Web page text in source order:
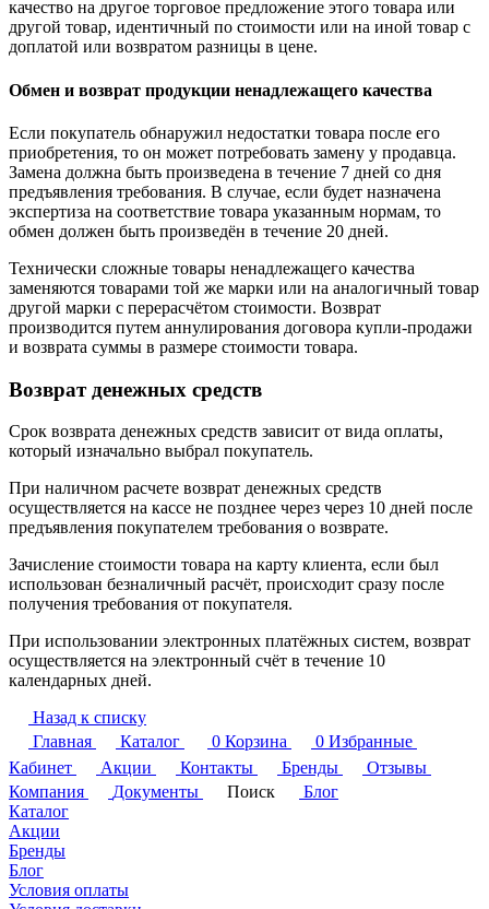
качество на другое торговое предложение этого товара или
другой товар, идентичный по стоимости или на иной товар с
доплатой или возвратом разницы в цене.
Обмен и возврат продукции ненадлежащего качества
Если покупатель обнаружил недостатки товара после его
приобретения, то он может потребовать замену у продавца.
Замена должна быть произведена в течение 7 дней со дня
предъявления требования. В случае, если будет назначена
экспертиза на соответствие товара указанным нормам, то
обмен должен быть произведён в течение 20 дней.
Технически сложные товары ненадлежащего качества
заменяются товарами той же марки или на аналогичный товар
другой марки с перерасчётом стоимости. Возврат
производится путем аннулирования договора купли-продажи
и возврата суммы в размере стоимости товара.
Возврат денежных средств
Срок возврата денежных средств зависит от вида оплаты,
который изначально выбрал покупатель.
При наличном расчете возврат денежных средств
осуществляется на кассе не позднее через через 10 дней после
предъявления покупателем требования о возврате.
Зачисление стоимости товара на карту клиента, если был
использован безналичный расчёт, происходит сразу после
получения требования от покупателя.
При использовании электронных платёжных систем, возврат
осуществляется на электронный счёт в течение 10
календарных дней.
Назад к списку
Главная
Каталог 0 Корзина 0 Избранные
Кабинет
Акции Контакты Бренды
Отзывы
Компания
Документы Поиск
Блог
Каталог
Акции
Бренды
Блог
Условия оплаты